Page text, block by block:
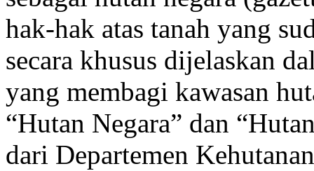
hak-hak atas tanah yang
secara khusus dijelaskan
yang membagi kawasan
“Hutan Negara” dan
dari Departemen